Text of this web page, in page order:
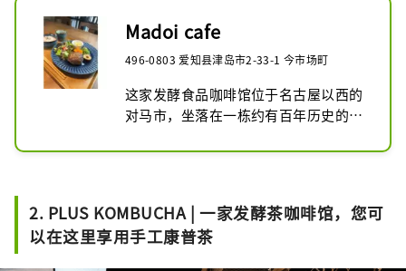
Madoi cafe
496-0803 爱知县津岛市2-33-1 今市场町
这家发酵食品咖啡馆位于名古屋以西的
对马市，坐落在一栋约有百年历史的传
店主是一位获得认证的“发酵食品大
2. PLUS KOMBUCHA | 一家发酵茶咖啡馆，您可
以在这里享用手工康普茶